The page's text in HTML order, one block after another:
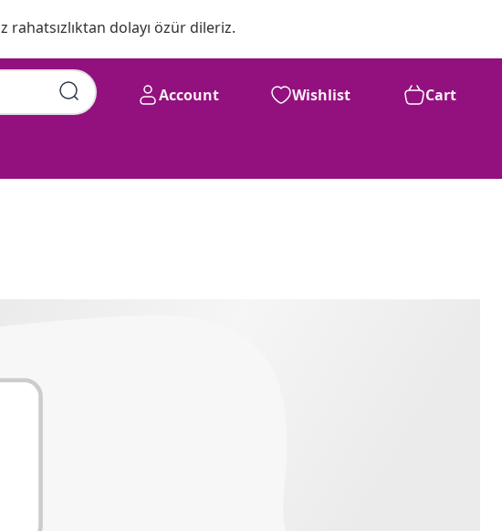
rahatsızlıktan dolayı özür dileriz.
Account Wishlist Cart